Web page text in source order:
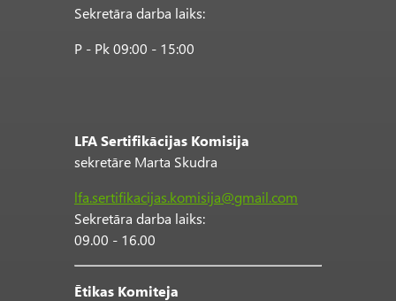
Sekretāra darba laiks:
P - Pk 09:00 - 15:00
LFA Sertifikācijas Komisija
sekretāre Marta Skudra
lfa.sertifikacijas.komisija@gmail.com
Sekretāra darba laiks:
09.00 - 16.00
Ētikas Komiteja